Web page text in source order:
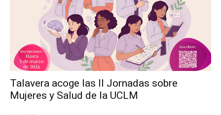
Talavera acoge las II Jornadas sobre
Mujeres y Salud de la UCLM